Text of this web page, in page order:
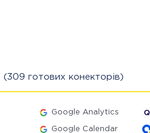
(309 готових конекторів)
Google Analytics
Google Calendar